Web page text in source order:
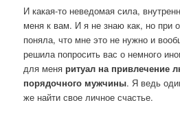
И какая-то неведомая сила,
меня к вам. И я не знаю как, но при
поняла, что мне это не нужно и
решила попросить вас о немного
для меняритуал на привлечение
порядочного мужчины. Я ведь
же найти свое личное счастье.